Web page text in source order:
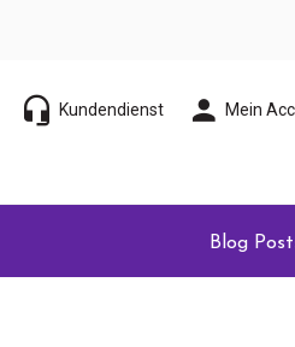
Kundendienst Mein
Blog